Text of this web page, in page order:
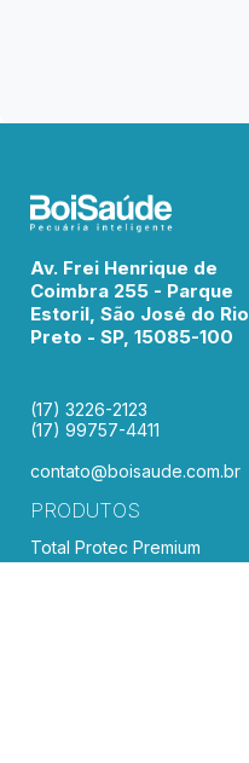
Av. Frei Henrique de
Coimbra 255 - Parque
Estoril, São José do Rio
Preto - SP, 15085-100
(17) 3226-2123
(17) 99757-4411
contato@boisaude.com.br
PRODUTOS
Total Protec Premium